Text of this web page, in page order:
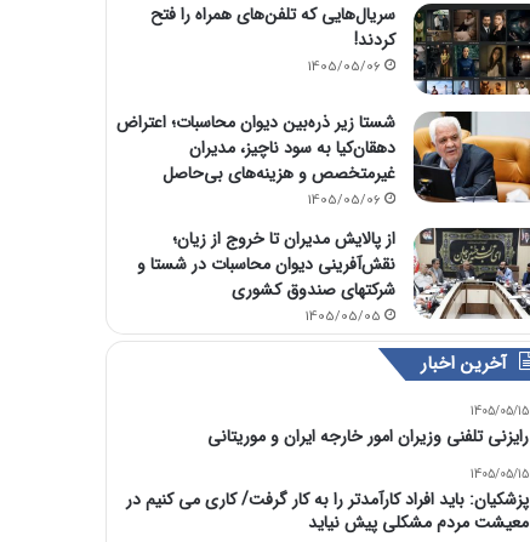
سریال‌هایی که تلفن‌های همراه را فتح
کردند!
1405/05/06
شستا زیر ذره‌بین دیوان محاسبات؛ اعتراض
دهقان‌کیا به سود ناچیز، مدیران
غیرمتخصص و هزینه‌های بی‌حاصل
1405/05/06
از پالایش مدیران تا خروج از زیان؛
نقش‌آفرینی دیوان محاسبات در شستا و
شرکتهای صندوق کشوری
1405/05/05
آخرین اخبار
1405/05/15
رایزنی تلفنی وزیران امور خارجه ایران و موریتانی
1405/05/15
پزشکیان: باید افراد کارآمدتر را به کار گرفت/ کاری می کنیم در
معیشت مردم مشکلی پیش نیاید